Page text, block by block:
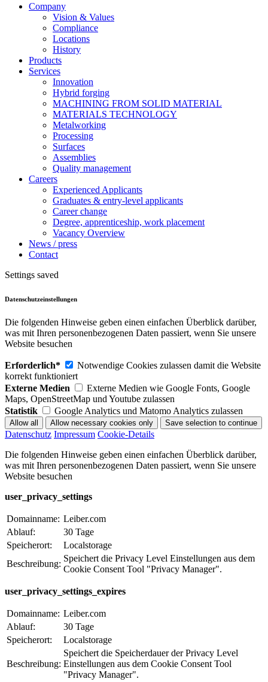
Company
Vision & Values
Compliance
Locations
History
Products
Services
Innovation
Hybrid forging
MACHINING FROM SOLID MATERIAL
MATERIALS TECHNOLOGY
Metalworking
Processing
Surfaces
Assemblies
Quality management
Careers
Experienced Applicants
Graduates & entry-level applicants
Career change
Degree, apprenticeship, work placement
Vacancy Overview
News / press
Contact
Settings saved
Datenschutzeinstellungen
Die folgenden Hinweise geben einen einfachen Überblick darüber,
was mit Ihren personenbezogenen Daten passiert, wenn Sie unsere
Website besuchen
Erforderlich*
Notwendige Cookies zulassen damit die Website
korrekt funktioniert
Externe Medien
Externe Medien wie Google Fonts, Google
Maps, OpenStreetMap und Youtube zulassen
Statistik
Google Analytics und Matomo Analytics zulassen
Datenschutz Impressum Cookie-Details
Die folgenden Hinweise geben einen einfachen Überblick darüber,
was mit Ihren personenbezogenen Daten passiert, wenn Sie unsere
Website besuchen
user_privacy_settings
Domainname: Leiber.com
Ablauf:
30 Tage
Speicherort:
Localstorage
Beschreibung:
Speichert die Privacy Level Einstellungen aus dem
Cookie Consent Tool "Privacy Manager".
user_privacy_settings_expires
Domainname: Leiber.com
Ablauf:
30 Tage
Speicherort:
Localstorage
Beschreibung:
Speichert die Speicherdauer der Privacy Level
Einstellungen aus dem Cookie Consent Tool
"Privacy Manager".